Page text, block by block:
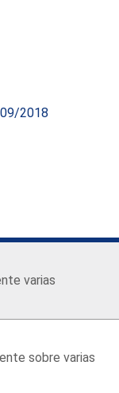
2018
varias
sobre varias